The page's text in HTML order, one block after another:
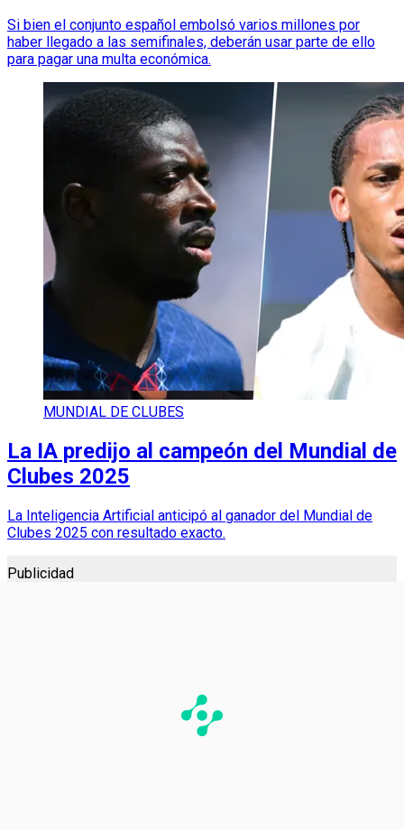
Si bien el conjunto español embolsó varios millones por
haber llegado a las semifinales, deberán usar parte de ello
para pagar una multa económica.
MUNDIAL DE CLUBES
La IA predijo al campeón del Mundial de
Clubes 2025
La Inteligencia Artificial anticipó al ganador del Mundial de
Clubes 2025 con resultado exacto.
Publicidad